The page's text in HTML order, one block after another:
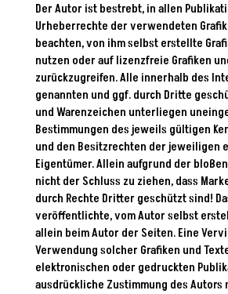
Der Autor ist bestrebt, in allen
Urheberrechte der verwendeten
beachten, von ihm selbst erstellte
nutzen oder auf lizenzfreie Grafiken
zurückzugreifen. Alle innerhalb des
genannten und ggf. durch Dritte
und Warenzeichen unterliegen
Bestimmungen des jeweils gültigen
und den Besitzrechten der jeweiligen
Eigentümer. Allein aufgrund der
nicht der Schluss zu ziehen, dass
durch Rechte Dritter geschützt sind!
veröffentlichte, vom Autor selbst
allein beim Autor der Seiten. Eine
Verwendung solcher Grafiken und
elektronischen oder gedruckten
ausdrückliche Zustimmung des